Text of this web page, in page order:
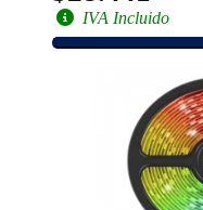
IVA Incluido